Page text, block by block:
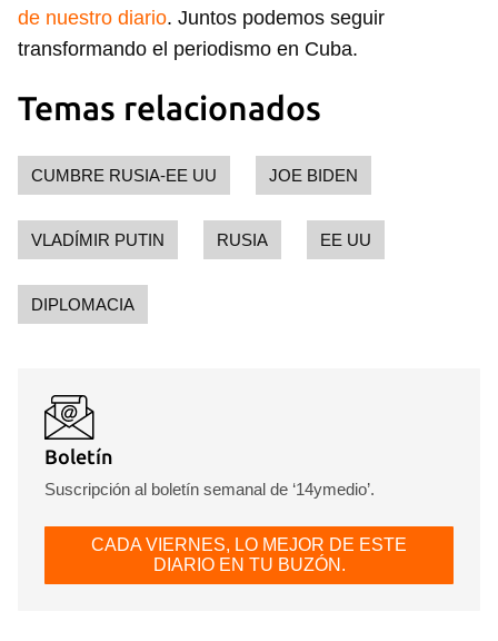
de nuestro diario. Juntos podemos seguir
transformando el periodismo en Cuba.
Temas relacionados
CUMBRE RUSIA-EE UU JOE BIDEN
VLADÍMIR PUTIN RUSIA EE UU
DIPLOMACIA
Boletín
Suscripción al boletín semanal de ‘14ymedio’.
CADA VIERNES, LO MEJOR DE ESTE
DIARIO EN TU BUZÓN.